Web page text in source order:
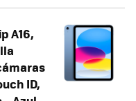
A16,
ID,